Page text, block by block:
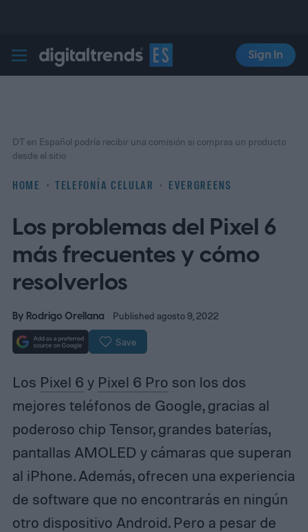
Digital Trends Español
Sign In
HOME TELEFONÍA CELULAR EVERGREENS
DT en Español podría recibir una comisión si compras un producto
desde el sitio
Los problemas del Pixel 6
más frecuentes y cómo
resolverlos
By Rodrigo Orellana Published agosto 9, 2022
Save
Los Pixel 6 y Pixel 6 Pro son los dos
mejores teléfonos de Google, gracias al
poderoso chip Tensor, grandes baterías,
pantallas AMOLED y cámaras que superan
al iPhone. Además, ofrecen una experiencia
de software que no encontrarás en ningún
otro dispositivo Android. Pero a pesar de